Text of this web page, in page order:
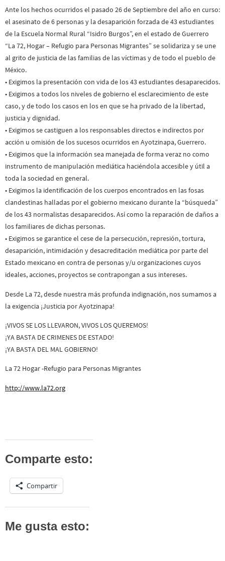
Ante los hechos ocurridos el pasado 26 de Septiembre del año en curso:
el asesinato de 6 personas y la desaparición forzada de 43 estudiantes
de la Escuela Normal Rural “Isidro Burgos”, en el estado de Guerrero
“La 72, Hogar – Refugio para Personas Migrantes” se solidariza y se une
al grito de justicia de las familias de las víctimas y de todo el pueblo de
México.
• Exigimos la presentación con vida de los 43 estudiantes desaparecidos.
• Exigimos a todos los niveles de gobierno el esclarecimiento de este
caso, y de todo los casos en los en que se ha privado de la libertad,
justicia y dignidad.
• Exigimos se castiguen a los responsables directos e indirectos por
acción u omisión de los sucesos ocurridos en Ayotzinapa, Guerrero.
• Exigimos que la información sea manejada de forma veraz no como
instrumento de manipulación mediática haciéndola accesible y útil a
toda la sociedad en general.
• Exigimos la identificación de los cuerpos encontrados en las fosas
clandestinas halladas por el gobierno mexicano durante la “búsqueda”
de los 43 normalistas desaparecidos. Así como la reparación de daños a
los familiares de dichas personas.
• Exigimos se garantice el cese de la persecución, represión, tortura,
desaparición, intimidación y desacreditación mediática por parte del
Estado mexicano en contra de personas y/u organizaciones cuyos
ideales, acciones, proyectos se contrapongan a sus intereses.
Desde La 72, desde nuestra más profunda indignación, nos sumamos a
la exigencia ¡Justicia por Ayotzinapa!
¡VIVOS SE LOS LLEVARON, VIVOS LOS QUEREMOS!
¡YA BASTA DE CRIMENES DE ESTADO!
¡YA BASTA DEL MAL GOBIERNO!
La 72 Hogar -Refugio para Personas Migrantes
http://www.la72.org
Comparte esto:
Compartir
Me gusta esto: